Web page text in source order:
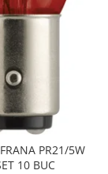
PR21/5W
10 BUC